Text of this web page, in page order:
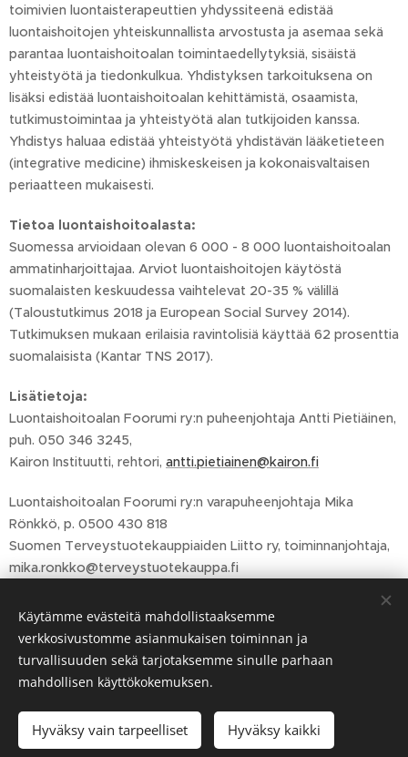
toimivien luontaisterapeuttien yhdyssiteenä edistää
luontaishoitojen yhteiskunnallista arvostusta ja asemaa sekä
parantaa luontaishoitoalan toimintaedellytyksiä, sisäistä
yhteistyötä ja tiedonkulkua. Yhdistyksen tarkoituksena on
lisäksi edistää luontaishoitoalan kehittämistä, osaamista,
tutkimustoimintaa ja yhteistyötä alan tutkijoiden kanssa.
Yhdistys haluaa edistää yhteistyötä yhdistävän lääketieteen
(integrative medicine) ihmiskeskeisen ja kokonaisvaltaisen
periaatteen mukaisesti.
Tietoa luontaishoitoalasta:
Suomessa arvioidaan olevan 6 000 - 8 000 luontaishoitoalan
ammatinharjoittajaa. Arviot luontaishoitojen käytöstä
suomalaisten keskuudessa vaihtelevat 20-35 % välillä
(Taloustutkimus 2018 ja European Social Survey 2014).
Tutkimuksen mukaan erilaisia ravintolisiä käyttää 62 prosenttia
suomalaisista (Kantar TNS 2017).
Lisätietoja:
Luontaishoitoalan Foorumi ry:n puheenjohtaja Antti Pietiäinen,
puh. 050 346 3245,
Kairon Instituutti, rehtori, antti.pietiainen@kairon.fi
Luontaishoitoalan Foorumi ry:n varapuheenjohtaja Mika
Rönkkö, p. 0500 430 818
Suomen Terveystuotekauppiaiden Liitto ry, toiminnanjohtaja,
mika.ronkko@terveystuotekauppa.fi
Share
Opiskelu kannattaa aina!
Käytämme evästeitä mahdollistaaksemme
verkkosivustomme asianmukaisen toiminnan ja
turvallisuuden sekä tarjotaksemme sinulle parhaan
mahdollisen käyttökokemuksen.
Hyväksy vain tarpeelliset Hyväksy kaikki